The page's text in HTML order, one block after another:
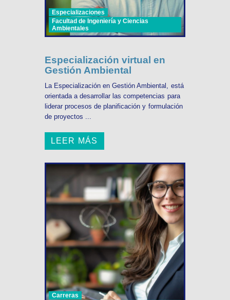
Especializaciones
Facultad de Ingeniería y Ciencias
Ambientales
Especialización virtual en
Gestión Ambiental
La Especialización en Gestión Ambiental, está
orientada a desarrollar las competencias para
liderar procesos de planificación y formulación
de proyectos ...
LEER MÁS
Carreras